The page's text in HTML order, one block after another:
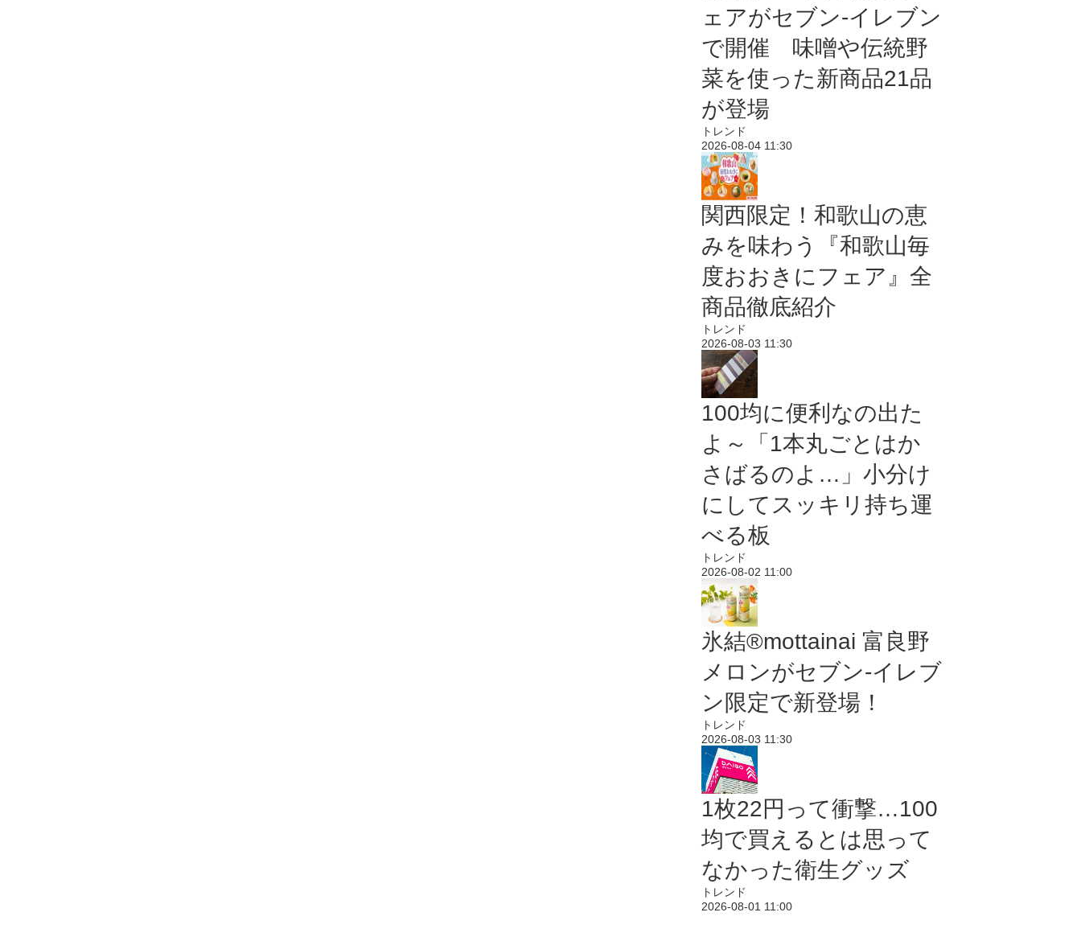
ェアがセブン-イレブン
で開催 味噌や伝統野
菜を使った新商品21品
が登場
トレンド
2026-08-04 11:30
関西限定！和歌山の恵
みを味わう『和歌山毎
度おおきにフェア』全
商品徹底紹介
トレンド
2026-08-03 11:30
100均に便利なの出た
よ～「1本丸ごとはか
さばるのよ…」小分け
にしてスッキリ持ち運
べる板
トレンド
2026-08-02 11:00
氷結®mottainai 富良野
メロンがセブン‐イレブ
ン限定で新登場！
トレンド
2026-08-03 11:30
1枚22円って衝撃…100
均で買えるとは思って
なかった衛生グッズ
トレンド
2026-08-01 11:00